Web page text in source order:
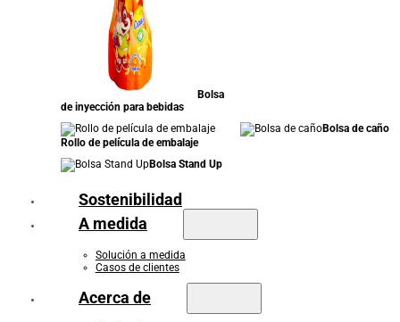
Bolsa
de inyección para bebidas
Rollo de película de embalaje
Bolsa de caño
Bolsa Stand Up
Sostenibilidad
A medida
Solución a medida
Casos de clientes
Acerca de